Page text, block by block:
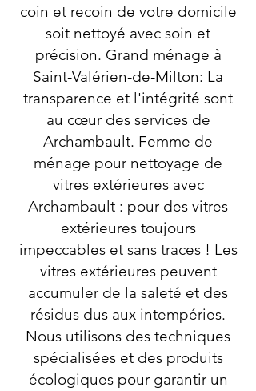
coin et recoin de votre domicile
soit nettoyé avec soin et
précision. Grand ménage à
Saint-Valérien-de-Milton: La
transparence et l'intégrité sont
au cœur des services de
Archambault. Femme de
ménage pour nettoyage de
vitres extérieures avec
Archambault : pour des vitres
extérieures toujours
impeccables et sans traces ! Les
vitres extérieures peuvent
accumuler de la saleté et des
résidus dus aux intempéries.
Nous utilisons des techniques
spécialisées et des produits
écologiques pour garantir un